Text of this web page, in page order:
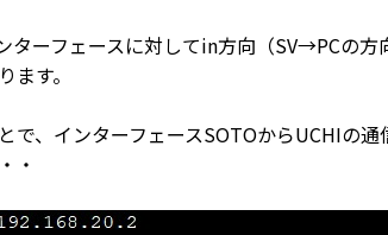
ターフェースに対してin方向（SV→PCの
ます。
で、インターフェースSOTOからUCHIの
・